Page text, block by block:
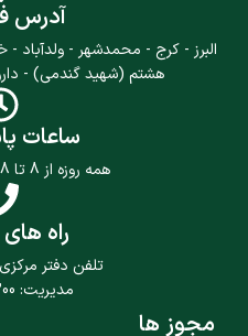
آدرس
هشتم (شهید گندمی) -
ساعات
همه روزه از 8 تا 18 بغیر از جمعه ها
راه
تلفن دفتر مرکزی:
مدیریت: 09124666300
مجوز ها